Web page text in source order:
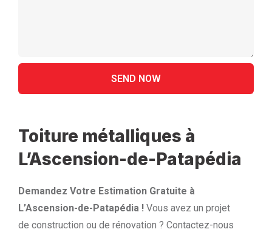
Toiture métalliques à
L’Ascension-de-Patapédia
Demandez Votre Estimation Gratuite à
L’Ascension-de-Patapédia ! Vous avez un projet
de construction ou de rénovation ? Contactez-nous